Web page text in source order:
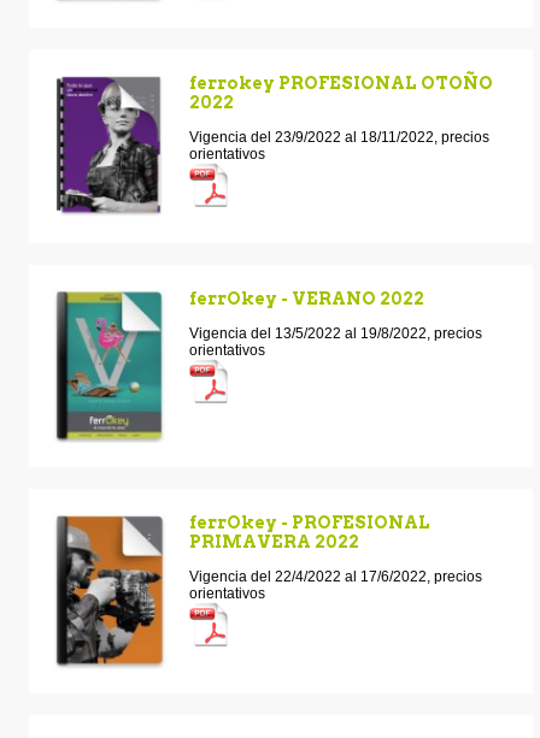
ferrokey PROFESIONAL OTOÑO
2022
Vigencia del 23/9/2022 al 18/11/2022, precios
orientativos
ferrOkey - VERANO 2022
Vigencia del 13/5/2022 al 19/8/2022, precios
orientativos
ferrOkey - PROFESIONAL
PRIMAVERA 2022
Vigencia del 22/4/2022 al 17/6/2022, precios
orientativos